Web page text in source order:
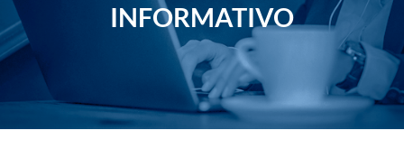
INFORMATIVO